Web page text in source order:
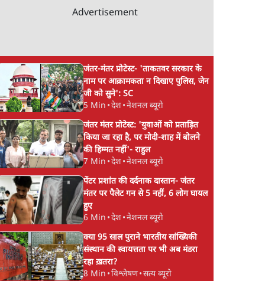
Advertisement
जंतर-मंतर प्रोटेस्ट- 'ताकतवर सरकार के
नाम पर आक्रामकता न दिखाए पुलिस, जेन
जी को सुने': SC
5 Min •देश•नेशनल ब्यूरो
जंतर मंतर प्रोटेस्ट: 'युवाओं को प्रताड़ित
किया जा रहा है, पर मोदी-शाह में बोलने
की हिम्मत नहीं'- राहुल
7 Min •देश•नेशनल ब्यूरो
पेंटर प्रशांत की दर्दनाक दास्तान- जंतर
मंतर पर पैलेट गन से 5 नहीं, 6 लोग घायल
हुए
6 Min •देश•नेशनल ब्यूरो
क्या 95 साल पुराने भारतीय सांख्यिकी
संस्थान की स्वायत्तता पर भी अब मंडरा
रहा ख़तरा?
8 Min •विश्लेषण•सत्य ब्यूरो